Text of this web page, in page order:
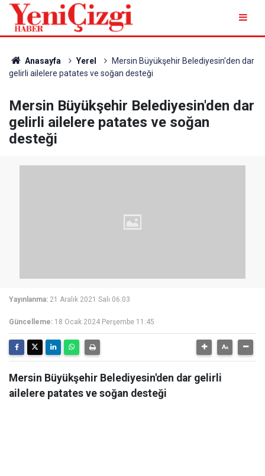
Anasayfa Yerel
Mersin Büyükşehir Belediyesin'den dar
gelirli ailelere patates ve soğan desteği
Mersin Büyükşehir Belediyesin'den dar
gelirli ailelere patates ve soğan
desteği
Yayınlanma: 21 Aralık 2021 Salı 06:03
Güncelleme: 18 Ocak 2024 Perşembe 11:45
Mersin Büyükşehir Belediyesin'den dar gelirli
ailelere patates ve soğan desteği